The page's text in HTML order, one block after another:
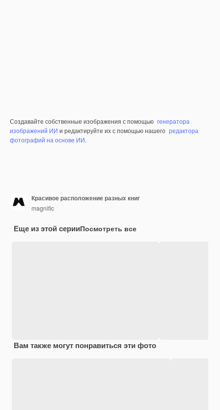
Создавайте собственные изображения с помощью генератора
изображений ИИ и редактируйте их с помощью нашего редактора
фотографий на основе ИИ.
Красивое расположение разных книг
magnific
Еще из этой серииПосмотреть все
Вам также могут понравиться эти фото